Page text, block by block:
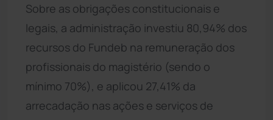
Sobre as obrigações constitucionais e
legais, a administração investiu 80,94% dos
recursos do Fundeb na remuneração dos
profissionais do magistério (sendo o
mínimo 70%), e aplicou 27,41% da
arrecadação nas ações e serviços de